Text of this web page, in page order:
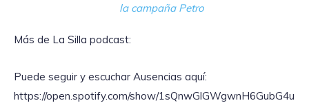
la campaña Petro
Más de La Silla podcast:
Puede seguir y escuchar Ausencias aquí:
https://open.spotify.com/show/1sQnwGlGWgwnH6GubG4u